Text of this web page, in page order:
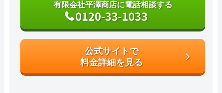
有限会社平澤商店に電話相談する
0120-33-1033
公式サイトで
料金詳細を見る